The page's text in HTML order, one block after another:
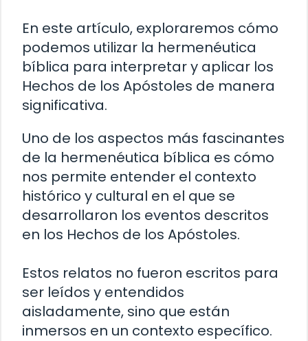
En este artículo, exploraremos cómo
podemos utilizar la hermenéutica
bíblica para interpretar y aplicar los
Hechos de los Apóstoles de manera
significativa.
Uno de los aspectos más fascinantes
de la hermenéutica bíblica es cómo
nos permite entender el contexto
histórico y cultural en el que se
desarrollaron los eventos descritos
en los Hechos de los Apóstoles.
Estos relatos no fueron escritos para
ser leídos y entendidos
aisladamente, sino que están
inmersos en un contexto específico.